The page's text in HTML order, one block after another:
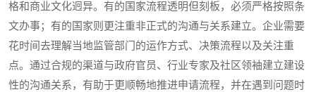
格和商业文化迥异。有的国家流程透明但刻板，必须严格按照条
文办事；有的国家则更注重非正式的沟通与关系建立。企业需要
花时间去理解当地监管部门的运作方式、决策流程以及关注重
点。通过合规的渠道与政府官员、行业专家及社区领袖建立建设
性的沟通关系，有助于更顺畅地推进申请流程，并在遇到问题时